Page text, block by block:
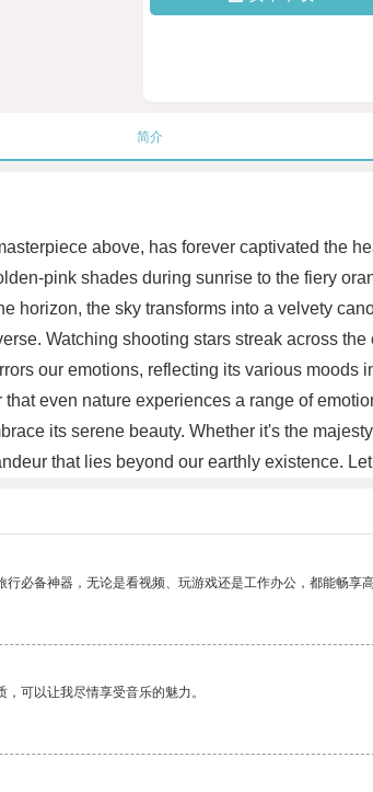
简介
above, has forever captivated the
pink shades during sunrise to the fiery
horizon, the sky transforms into a velvety
Watching shooting stars streak across
our emotions, reflecting its various
even nature experiences a range of
its serene beauty. Whether it's the
that lies beyond our earthly existence.
必备神器，无论是看视频、玩游戏还是工作办公，都能畅享
可以让我尽情享受音乐的魅力。